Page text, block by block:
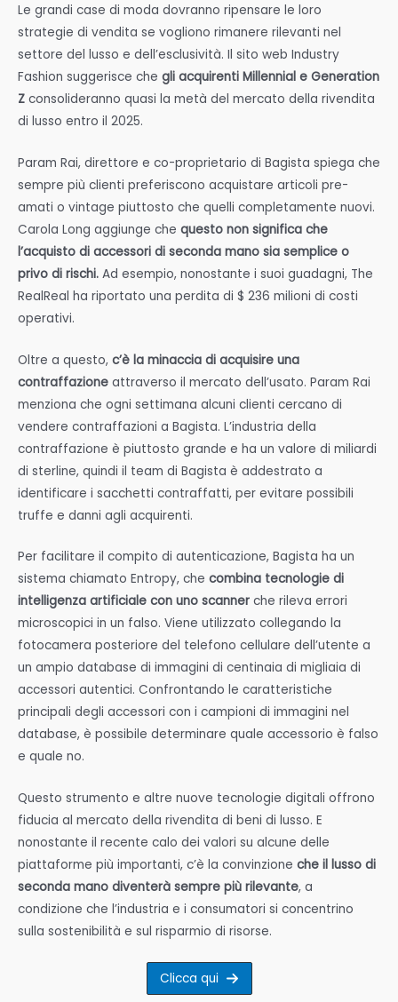
Le grandi case di moda dovranno ripensare le loro
strategie di vendita se vogliono rimanere rilevanti nel
settore del lusso e dell’esclusività. Il sito web Industry
Fashion suggerisce che gli acquirenti Millennial e Generation
Z consolideranno quasi la metà del mercato della rivendita
di lusso entro il 2025.
Param Rai, direttore e co-proprietario di Bagista spiega che
sempre più clienti preferiscono acquistare articoli pre-
amati o vintage piuttosto che quelli completamente nuovi.
Carola Long aggiunge che questo non significa che
l’acquisto di accessori di seconda mano sia semplice o
privo di rischi. Ad esempio, nonostante i suoi guadagni, The
RealReal ha riportato una perdita di $ 236 milioni di costi
operativi.
Oltre a questo, c’è la minaccia di acquisire una
contraffazione attraverso il mercato dell’usato. Param Rai
menziona che ogni settimana alcuni clienti cercano di
vendere contraffazioni a Bagista. L’industria della
contraffazione è piuttosto grande e ha un valore di miliardi
di sterline, quindi il team di Bagista è addestrato a
identificare i sacchetti contraffatti, per evitare possibili
truffe e danni agli acquirenti.
Per facilitare il compito di autenticazione, Bagista ha un
sistema chiamato Entropy, che combina tecnologie di
intelligenza artificiale con uno scanner che rileva errori
microscopici in un falso. Viene utilizzato collegando la
fotocamera posteriore del telefono cellulare dell’utente a
un ampio database di immagini di centinaia di migliaia di
accessori autentici. Confrontando le caratteristiche
principali degli accessori con i campioni di immagini nel
database, è possibile determinare quale accessorio è falso
e quale no.
Questo strumento e altre nuove tecnologie digitali offrono
fiducia al mercato della rivendita di beni di lusso. E
nonostante il recente calo dei valori su alcune delle
piattaforme più importanti, c’è la convinzione che il lusso di
seconda mano diventerà sempre più rilevante, a
condizione che l’industria e i consumatori si concentrino
sulla sostenibilità e sul risparmio di risorse.
Clicca qui